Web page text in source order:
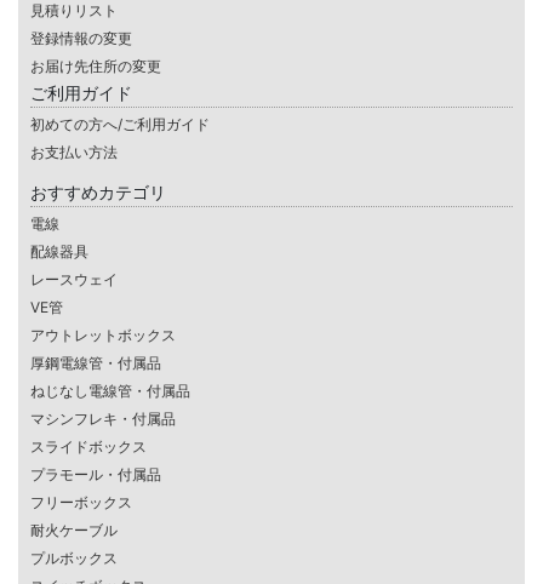
見積りリスト
登録情報の変更
お届け先住所の変更
ご利用ガイド
初めての方へ/ご利用ガイド
お支払い方法
おすすめカテゴリ
電線
配線器具
レースウェイ
VE管
アウトレットボックス
厚鋼電線管・付属品
ねじなし電線管・付属品
マシンフレキ・付属品
スライドボックス
プラモール・付属品
フリーボックス
耐火ケーブル
プルボックス